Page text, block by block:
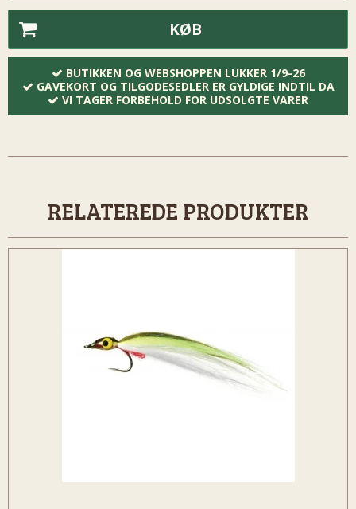
KØB
BUTIKKEN OG WEBSHOPPEN LUKKER 1/9-26
GAVEKORT OG TILGODESEDLER ER GYLDIGE INDTIL DA
VI TAGER FORBEHOLD FOR UDSOLGTE VARER
RELATEREDE PRODUKTER